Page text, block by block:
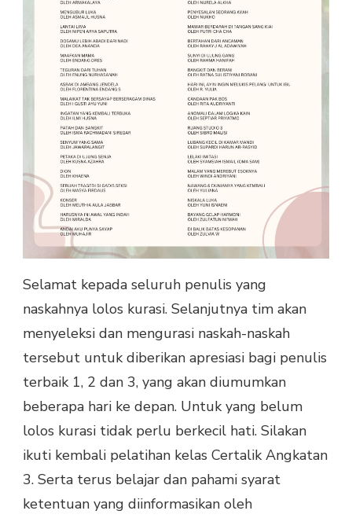
Selamat kepada seluruh penulis yang
naskahnya lolos kurasi. Selanjutnya tim akan
menyeleksi dan mengurasi naskah-naskah
tersebut untuk diberikan apresiasi bagi penulis
terbaik 1, 2 dan 3, yang akan diumumkan
beberapa hari ke depan. Untuk yang belum
lolos kurasi tidak perlu berkecil hati. Silakan
ikuti kembali pelatihan kelas Certalik Angkatan
3. Serta terus belajar dan pahami syarat
ketentuan yang diinformasikan oleh